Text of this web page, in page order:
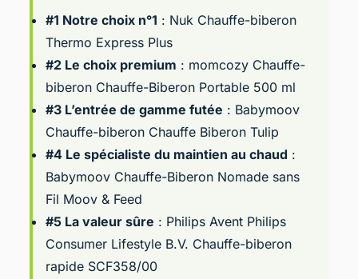
#1 Notre choix n°1 : Nuk Chauffe-biberon
Thermo Express Plus
#2 Le choix premium : momcozy Chauffe-
biberon Chauffe-Biberon Portable 500 ml
#3 L’entrée de gamme futée : Babymoov
Chauffe-biberon Chauffe Biberon Tulip
#4 Le spécialiste du maintien au chaud :
Babymoov Chauffe-Biberon Nomade sans
Fil Moov & Feed
#5 La valeur sûre : Philips Avent Philips
Consumer Lifestyle B.V. Chauffe-biberon
rapide SCF358/00